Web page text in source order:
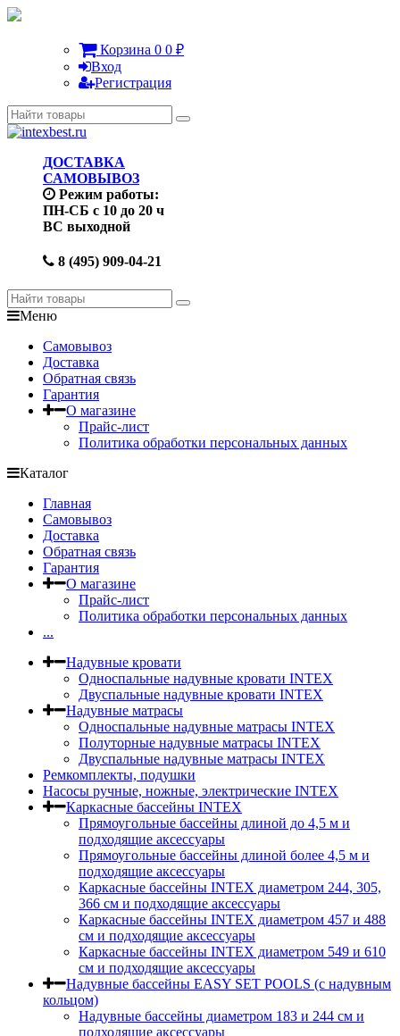
Корзина 0 0 ₽
Вход
Регистрация
ДОСТАВКА
САМОВЫВОЗ
Режим работы:
ПН-СБ с 10 до 20 ч
ВС выходной
8 (495) 909-04-21
Меню
Самовывоз
Доставка
Обратная связь
Гарантия
О магазине
Прайс-лист
Политика обработки персональных данных
Каталог
Главная
Самовывоз
Доставка
Обратная связь
Гарантия
О магазине
Прайс-лист
Политика обработки персональных данных
...
Надувные кровати
Односпальные надувные кровати INTEX
Двуспальные надувные кровати INTEX
Надувные матрасы
Односпальные надувные матрасы INTEX
Полуторные надувные матрасы INTEX
Двуспальные надувные матрасы INTEX
Ремкомплекты, подушки
Насосы ручные, ножные, электрические INTEX
Каркасные бассейны INTEX
Прямоугольные бассейны длиной до 4,5 м и
подходящие аксессуары
Прямоугольные бассейны длиной более 4,5 м и
подходящие аксессуары
Каркасные бассейны INTEX диаметром 244, 305,
366 см и подходящие аксессуары
Каркасные бассейны INTEX диаметром 457 и 488
cм и подходящие аксессуары
Каркасные бассейны INTEX диаметром 549 и 610
см и подходящие аксессуары
Надувные бассейны EASY SET POOLS (с надувным
кольцом)
Надувные бассейны диаметром 183 и 244 см и
подходящие аксессуары